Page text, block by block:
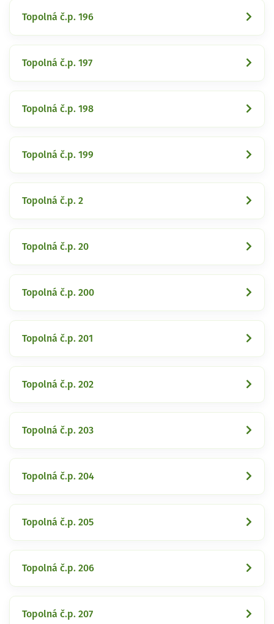
Topolná č.p. 196
Topolná č.p. 197
Topolná č.p. 198
Topolná č.p. 199
Topolná č.p. 2
Topolná č.p. 20
Topolná č.p. 200
Topolná č.p. 201
Topolná č.p. 202
Topolná č.p. 203
Topolná č.p. 204
Topolná č.p. 205
Topolná č.p. 206
Topolná č.p. 207